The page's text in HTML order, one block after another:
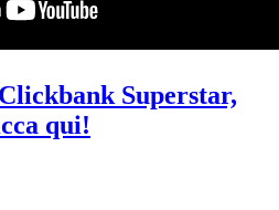
Superstar,
qui!